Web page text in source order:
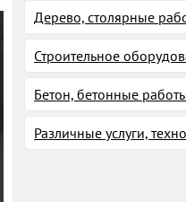
Дерево, столярные
Строительное
Бетон, бетонные
Различные услуги,